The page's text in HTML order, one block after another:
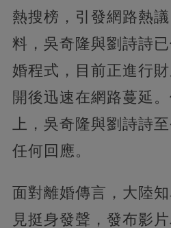
熱搜榜，引發網路熱
料，吳奇隆與劉詩詩
婚程式，目前正進行
開後迅速在網路蔓延
上，吳奇隆與劉詩詩
任何回應。
面對離婚傳言，大陸
見挺身發聲，發布影